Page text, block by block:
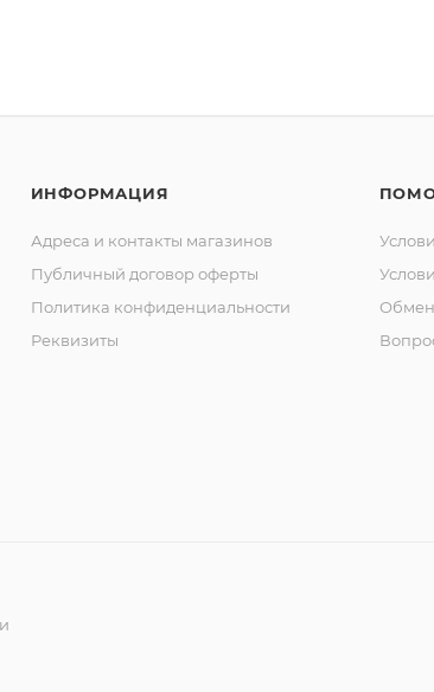
ИНФОРМАЦИЯ
Адреса и контакты магазинов
Публичный договор оферты
Политика конфиденциальности
Реквизиты
Обмен